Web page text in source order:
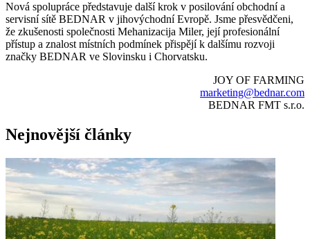
Nová spolupráce představuje další krok v posilování obchodní a
servisní sítě BEDNAR v jihovýchodní Evropě. Jsme přesvědčeni,
že zkušenosti společnosti Mehanizacija Miler, její profesionální
přístup a znalost místních podmínek přispějí k dalšímu rozvoji
značky BEDNAR ve Slovinsku i Chorvatsku.
JOY OF FARMING
marketing@bednar.com
BEDNAR FMT s.r.o.
Nejnovější články